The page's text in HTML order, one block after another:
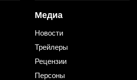
Медиа
Новости
Трейлеры
Рецензии
Персоны